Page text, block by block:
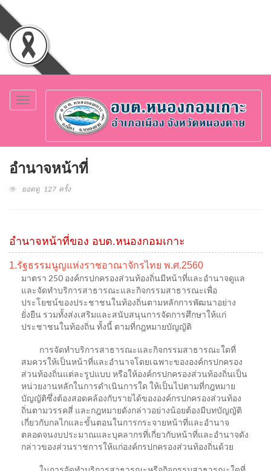
Toggle
navigation
อำนาจหน้าที่
ยอดดู 127 ครั้ง
อำนาจหน้าที่ของ อบต.หนองกอมเกาะ
1.รัฐธรรมนูญแห่งราชอาณาจักรไทย พ.ศ.2560
มาตรา 250 องค์กรปกครองส่วนท้องถิ่นมีหน้าที่และอํานาจดูแล
และจัดทําบริการสาธารณะและกิจกรรมสาธารณะเพื่อ
ประโยชน์ของประชาชนในท้องถิ่นตามหลักการพัฒนาอย่าง
ยั่งยืน รวมทั้งส่งเสริมและสนับสนุนการจัดการศึกษาให้แก่
ประชาชนในท้องถิ่น ทั้งนี้ ตามที่กฎหมายบัญญัติ
การจัดทําบริการสาธารณะและกิจกรรมสาธารณะใดที่
สมควรให้เป็นหน้าที่และอํานาจโดยเฉพาะขององค์กรปกครอง
ส่วนท้องถิ่นแต่ละรูปแบบ หรือให้องค์กรปกครองส่วนท้องถิ่นเป็น
หน่วยงานหลักในการดําเนินการใด ให้เป็นไปตามที่กฎหมาย
บัญญัติซึ่งต้องสอดคล้องกับรายได้ขององค์กรปกครองส่วนท้อง
ถิ่นตามวรรคสี่ และกฎหมายดังกล่าวอย่างน้อยต้องมีบทบัญญัติ
เกี่ยวกับกลไกและขั้นตอนในการกระจายหน้าที่และอํานาจ
ตลอดจนงบประมาณและบุคลากรที่เกี่ยวกับหน้าที่และอํานาจดัง
กล่าวของส่วนราชการให้แก่องค์กรปกครองส่วนท้องถิ่นด้วย